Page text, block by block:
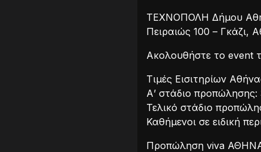
ΤΕΧΝΟΠΟΛΗ Δήμου
Πειραιώς 100 – Γκάζι,
Ακολουθήστε το event
Τιμές Εισιτηρίων
Α’ στάδιο προπώλησης:
Τελικό στάδιο
Καθήμενοι σε ειδική
Προπώληση viva